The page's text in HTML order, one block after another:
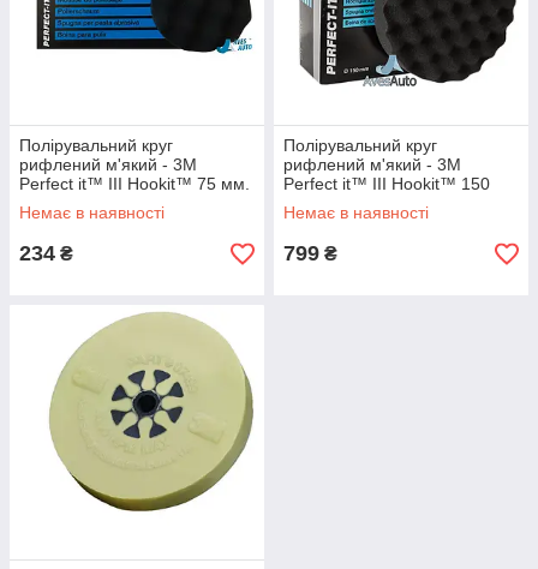
Полірувальний круг
рифлений м'який - 3M
Perfect it™ III Hookit™ 75 мм.
чорний (05726)
Немає в наявності
234 ₴
Полірувальний круг
рифлений м'який - 3M
Perfect it™ III Hookit™ 150
мм. чорний (09378)
Немає в наявності
799 ₴